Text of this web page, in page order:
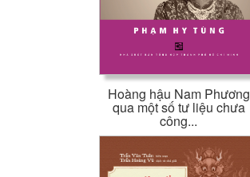
Hoàng hậu Nam Phương
qua một số tư liệu chưa
công...